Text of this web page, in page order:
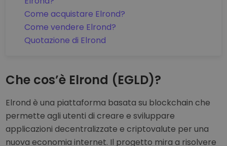
Come acquistare Elrond?
Come vendere Elrond?
Quotazione di Elrond
Che cos’è Elrond (EGLD)?
Elrond è una piattaforma basata su blockchain che
permette agli utenti di creare e sviluppare
applicazioni decentralizzate e criptovalute per una
nuova economia internet. Il progetto mira a risolvere